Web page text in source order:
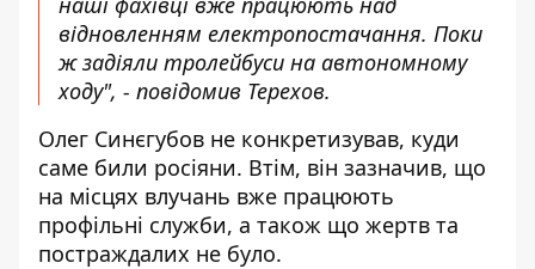
відновленням електропостачання. Поки
ж задіяли тролейбуси на автономному
ходу", - повідомив Терехов.
Олег Синєгубов не конкретизував, куди
саме били росіяни. Втім, він зазначив, що
на місцях влучань вже працюють
профільні служби, а також що жертв та
постраждалих не було.